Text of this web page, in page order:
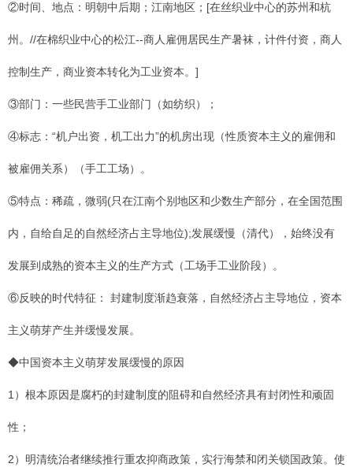
②时间、地点：明朝中后期；江南地区；[在丝织业中心的苏州和杭
州。//在棉织业中心的松江--商人雇佣居民生产暑袜，计件付资，商人
控制生产，商业资本转化为工业资本。]
③部门：一些民营手工业部门（如纺织）；
④标志：“机户出资，机工出力”的机房出现（性质资本主义的雇佣和
被雇佣关系）（手工工场）。
⑤特点：稀疏，微弱(只在江南个别地区和少数生产部分，在全国范围
内，自给自足的自然经济占主导地位);发展缓慢（清代），始终没有
发展到成熟的资本主义的生产方式（工场手工业阶段）。
⑥反映的时代特征： 封建制度渐趋衰落，自然经济占主导地位，资本
主义萌芽产生并缓慢发展。
◆中国资本主义萌芽发展缓慢的原因
1）根本原因是腐朽的封建制度的阻碍和自然经济具有封闭性和顽固
性；
2）明清统治者继续推行重农抑商政策，实行海禁和闭关锁国政策。使